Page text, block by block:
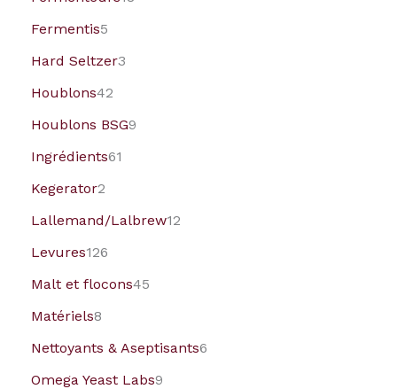
Fermentis5
Hard Seltzer3
Houblons42
Houblons BSG9
Ingrédients61
Kegerator2
Lallemand/Lalbrew12
Levures126
Malt et flocons45
Matériels8
Nettoyants & Aseptisants6
Omega Yeast Labs9